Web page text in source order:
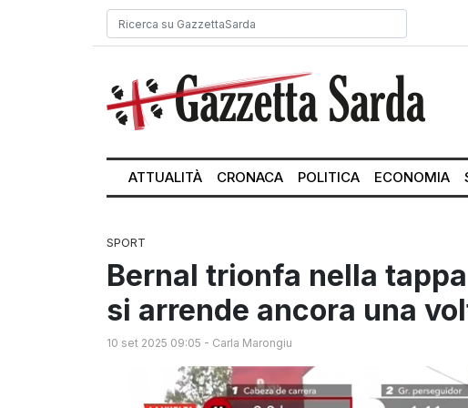
ATTUALITÀ CRONACA POLITICA ECONOMIA
SPORT
Bernal trionfa nella
si arrende ancora una
10 set 2025 09:05 - Carla Marongiu